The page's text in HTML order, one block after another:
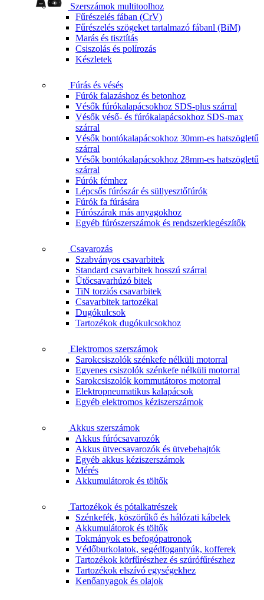
Szerszámok multitoolhoz
Fűrészelés fában (CrV)
Fűrészelés szögeket tartalmazó fábanl (BiM)
Marás és tisztítás
Csiszolás és polírozás
Készletek
Fúrás és vésés
Fúrók falazáshoz és betonhoz
Vésők fúrókalapácsokhoz SDS-plus szárral
Vésők véső- és fúrókalapácsokhoz SDS-max
szárral
Vésők bontókalapácsokhoz 30mm-es hatszögletű
szárral
Vésők bontókalapácsokhoz 28mm-es hatszögletű
szárral
Fúrók fémhez
Lépcsős fúrószár és süllyesztőfúrók
Fúrók fa fúrására
Fúrószárak más anyagokhoz
Egyéb fúrószerszámok és rendszerkiegészítők
Csavarozás
Szabványos csavarbitek
Standard csavarbitek hosszú szárral
Ütőcsavarhúzó bitek
TiN torziós csavarbitek
Csavarbitek tartozékai
Dugókulcsok
Tartozékok dugókulcsokhoz
Elektromos szerszámok
Sarokcsiszolók szénkefe nélküli motorral
Egyenes csiszolók szénkefe nélküli motorral
Sarokcsiszolók kommutátoros motorral
Elektropneumatikus kalapácsok
Egyéb elektromos kéziszerszámok
Akkus szerszámok
Akkus fúrócsavarozók
Akkus ütvecsavarozók és ütvebehajtók
Egyéb akkus kéziszerszámok
Mérés
Akkumulátorok és töltők
Tartozékok és pótalkatrészek
Szénkefék, köszörűkő és hálózati kábelek
Akkumulátorok és töltők
Tokmányok es befogópatronok
Védőburkolatok, segédfogantyúk, kofferek
Tartozékok körfűrészhez és szúrófűrészhez
Tartozékok elszívó egységekhez
Kenőanyagok és olajok